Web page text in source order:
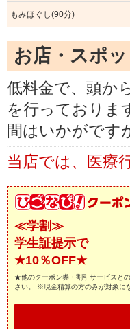
もみほぐし(90分)
お店・スポ
低料金で、頭か
を行っておりま
間はいかがです
当店では、医療
≪学割≫
学生証提示で
★10％OFF★
★他のクーポン券・割引サービスと
さい。 ※現金精算の方のみが対象に